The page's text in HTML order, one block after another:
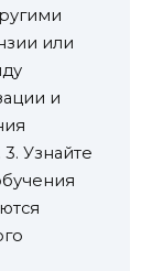
или
и
Узнайте